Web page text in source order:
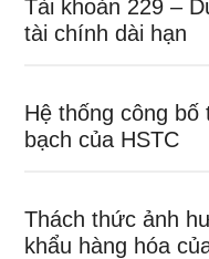
Tài khoản 229 –
tài chính dài hạn
Hệ thống công bố
bạch của HSTC
Thách thức ảnh
khẩu hàng hóa